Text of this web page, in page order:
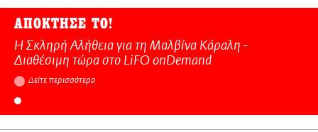
ΑΠΟΚΤΗΣΕ ΤΟ!
Η Σκληρή Αλήθεια για τη Μαλβίνα Κάραλη -
Διαθέσιμη τώρα στo LiFO onDemand
Δείτε περισσότερα